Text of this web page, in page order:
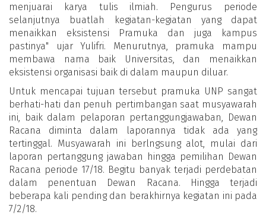
menjuarai karya tulis ilmiah. Pengurus periode
selanjutnya buatlah kegiatan-kegiatan yang dapat
menaikkan eksistensi Pramuka dan juga kampus
pastinya" ujar Yulifri. Menurutnya, pramuka mampu
membawa nama baik Universitas, dan menaikkan
eksistensi organisasi baik di dalam maupun diluar.
Untuk mencapai tujuan tersebut pramuka UNP sangat
berhati-hati dan penuh pertimbangan saat musyawarah
ini, baik dalam pelaporan pertanggungjawaban, Dewan
Racana diminta dalam laporannya tidak ada yang
tertinggal. Musyawarah ini berlngsung alot, mulai dari
laporan pertanggung jawaban hingga pemilihan Dewan
Racana periode 17/18. Begitu banyak terjadi perdebatan
dalam penentuan Dewan Racana. Hingga terjadi
beberapa kali pending dan berakhirnya kegiatan ini pada
7/2/18.